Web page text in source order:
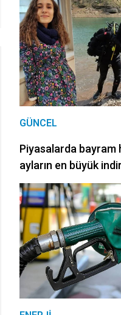
GÜNCEL
Piyasalarda bayram
ayların en büyük